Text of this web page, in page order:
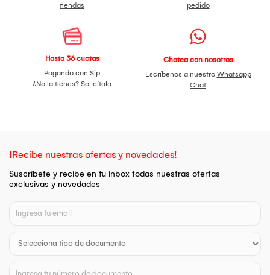
tiendas
pedido
Hasta 36 cuotas
Pagando con Sip
¿No la tienes? Solicítala
Chatea con nosotros
Escríbenos a nuestro Whatsapp
Chat
¡Recibe nuestras ofertas y novedades!
Suscríbete y recibe en tu inbox todas nuestras ofertas
exclusivas y novedades